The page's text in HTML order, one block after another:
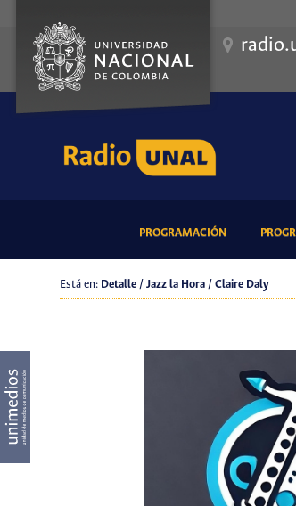
PROGRAMACIÓN(CURRENT)
Está en: Detalle / Jazz la Hora / Claire Daly